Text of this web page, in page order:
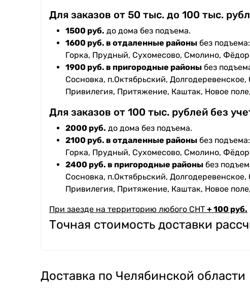
Для заказов от 50 тыс. до 100 тыс.
1500 руб. до дома без подъема.
1600 руб. в отдаленные районы без
Горка, Прудный, Сухомесово, Смолино,
1900 руб. в пригородные районы без
Сосновка, п.Октябрьский,
Привилегия, Притяжение, Каштак, Новое
Для заказов от 100 тыс. рублей без
2000 руб. до дома без подъема.
2100 руб. в отдаленные районы без
Горка, Прудный, Сухомесово, Смолино,
2400 руб. в пригородные районы без
Сосновка, п.Октябрьский,
Привилегия, Притяжение, Каштак, Новое
При заезде на территорию любого СНТ + 100 руб.
Точная стоимость доставки
Доставка по Челябинской области